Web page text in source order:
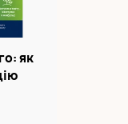
як